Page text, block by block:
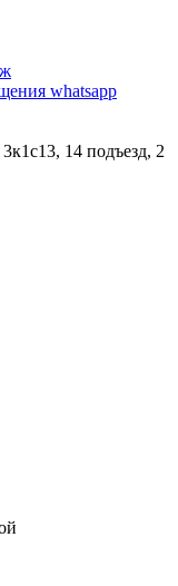
whatsapp
14 подъезд, 2